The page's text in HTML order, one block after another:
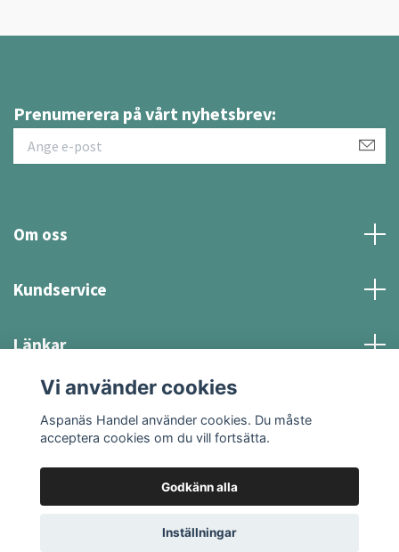
Prenumerera på vårt nyhetsbrev:
Om oss
Kundservice
Länkar
Sociala medier
© 2026 Aspanäs Handel
Vi använder cookies
Aspanäs Handel använder cookies. Du måste
acceptera cookies om du vill fortsätta.
Godkänn alla
Inställningar